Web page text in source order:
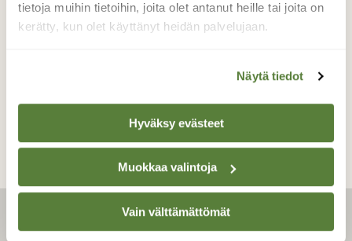
tietoja muihin tietoihin, joita olet antanut heille tai joita on
kerätty, kun olet käyttänyt heidän palvelujaan.
Näytä tiedot
Hyväksy evästeet
Muokkaa valintoja
Vain välttämättömät
luonnonsuojelualue Lahti 10.11.2020
TAKAISIN LISTAAN
LEHTI